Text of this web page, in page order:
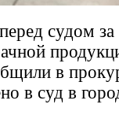
судом за
в
в суд в